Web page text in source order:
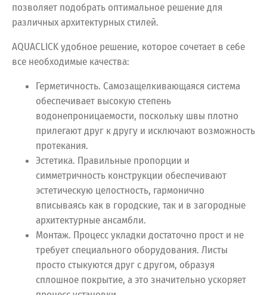
позволяет подобрать оптимальное решение для
различных архитектурных стилей.
AQUACLICK удобное решение, которое сочетает в себе
все необходимые качества:
Герметичность. Самозащелкивающаяся система
обеспечивает высокую степень
водонепроницаемости, поскольку швы плотно
прилегают друг к другу и исключают возможность
протекания.
Эстетика. Правильные пропорции и
симметричность конструкции обеспечивают
эстетическую целостность, гармонично
вписываясь как в городские, так и в загородные
архитектурные ансамбли.
Монтаж. Процесс укладки достаточно прост и не
требует специального оборудования. Листы
просто стыкуются друг с другом, образуя
сплошное покрытие, а это значительно ускоряет